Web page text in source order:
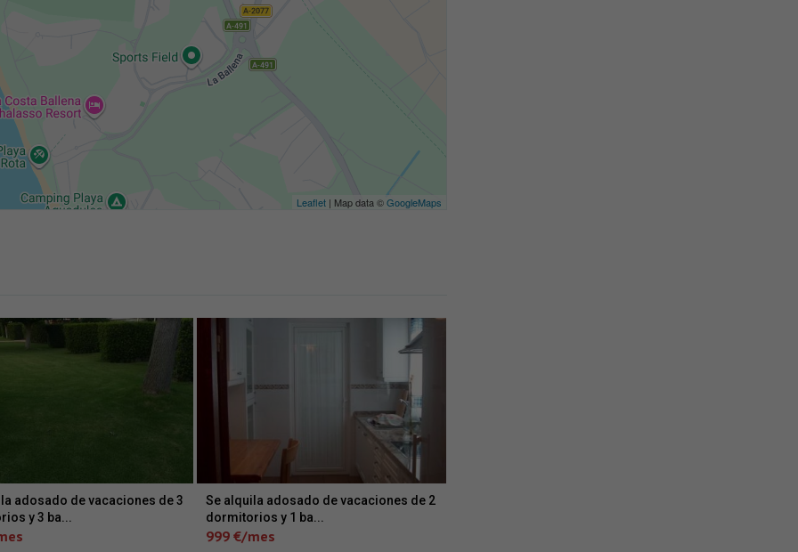
Leaflet| Map data ©GoogleMaps
adosado de vacaciones de 3
y 3 ba...
Se alquila adosado de vacaciones de 2
dormitorios y 1 ba...
999 €/mes